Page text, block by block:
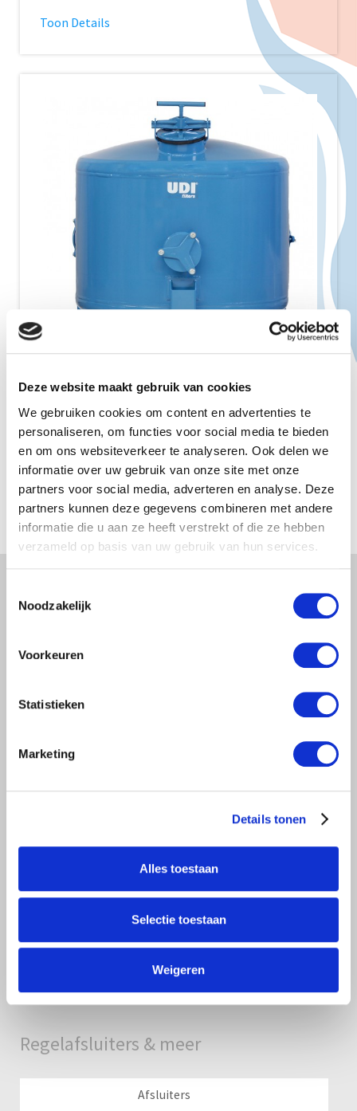
Deze website maakt gebruik van cookies
We gebruiken cookies om content en advertenties te
personaliseren, om functies voor social media te bieden
en om ons websiteverkeer te analyseren. Ook delen we
informatie over uw gebruik van onze site met onze
partners voor social media, adverteren en analyse. Deze
partners kunnen deze gegevens combineren met andere
informatie die u aan ze heeft verstrekt of die ze hebben
verzameld op basis van uw gebruik van hun services.
Noodzakelijk
Voorkeuren
Statistieken
Marketing
Details tonen
Alles toestaan
Selectie toestaan
Weigeren
Toon Details
Zandfilters
Groot vuilbergend vermogen. Dieptefiltratie.
Eenvoudige en constante werking met een
goed resultaat. Uitfiltrering van zwevende delen....
Toon Details
Zeeffilters
Regelafsluiters & meer
Afsluiters